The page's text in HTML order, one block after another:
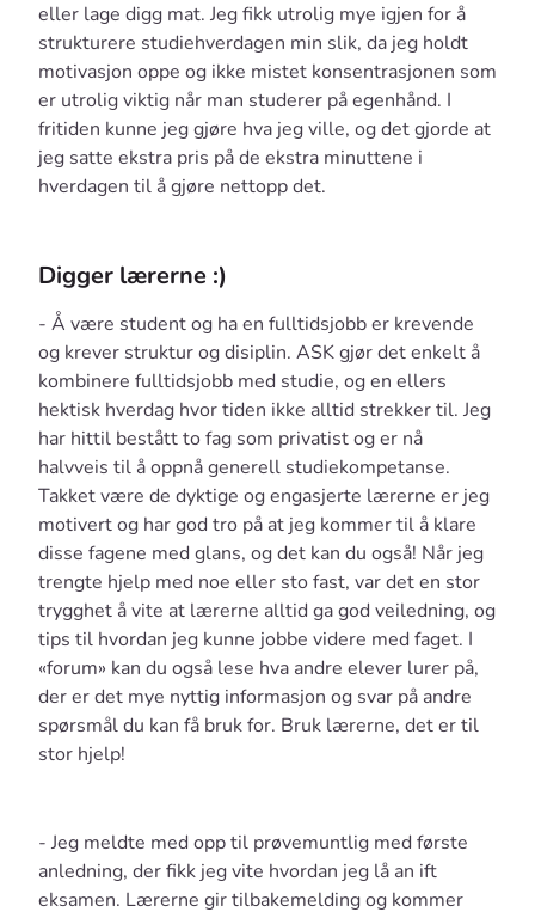
eller lage digg mat. Jeg fikk utrolig mye igjen for å
strukturere studiehverdagen min slik, da jeg holdt
motivasjon oppe og ikke mistet konsentrasjonen som
er utrolig viktig når man studerer på egenhånd. I
fritiden kunne jeg gjøre hva jeg ville, og det gjorde at
jeg satte ekstra pris på de ekstra minuttene i
hverdagen til å gjøre nettopp det.
Digger lærerne :)
- Å være student og ha en fulltidsjobb er krevende
og krever struktur og disiplin. ASK gjør det enkelt å
kombinere fulltidsjobb med studie, og en ellers
hektisk hverdag hvor tiden ikke alltid strekker til. Jeg
har hittil bestått to fag som privatist og er nå
halvveis til å oppnå generell studiekompetanse.
Takket være de dyktige og engasjerte lærerne er jeg
motivert og har god tro på at jeg kommer til å klare
disse fagene med glans, og det kan du også! Når jeg
trengte hjelp med noe eller sto fast, var det en stor
trygghet å vite at lærerne alltid ga god veiledning, og
tips til hvordan jeg kunne jobbe videre med faget. I
«forum» kan du også lese hva andre elever lurer på,
der er det mye nyttig informasjon og svar på andre
spørsmål du kan få bruk for. Bruk lærerne, det er til
stor hjelp!
- Jeg meldte med opp til prøvemuntlig med første
anledning, der fikk jeg vite hvordan jeg lå an ift
eksamen. Lærerne gir tilbakemelding og kommer